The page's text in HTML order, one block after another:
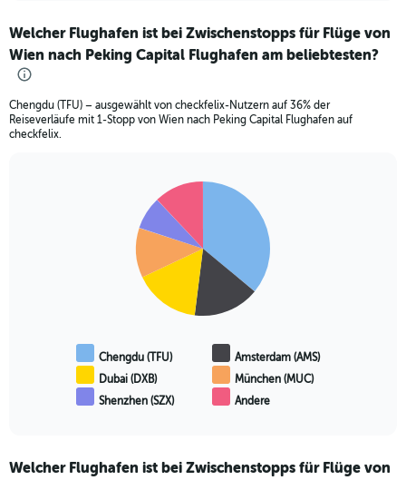
Welcher Flughafen ist bei Zwischenstopps für Flüge von
Wien nach Peking Capital Flughafen am beliebtesten?
Chengdu (TFU) – ausgewählt von checkfelix-Nutzern auf 36% der
Reiseverläufe mit 1-Stopp von Wien nach Peking Capital Flughafen auf
checkfelix.
Chengdu (TFU)
Amsterdam (AMS)
Dubai (DXB)
München (MUC)
Shenzhen (SZX)
Andere
Welcher Flughafen ist bei Zwischenstopps für Flüge von